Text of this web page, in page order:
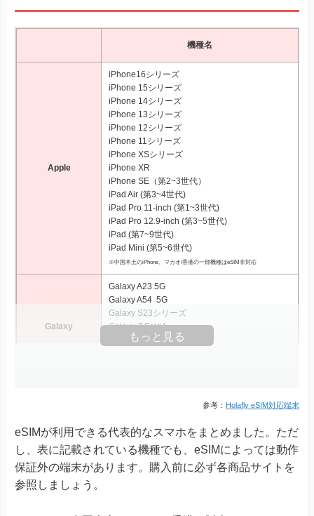
機種名
Apple
iPhone16シリーズ
iPhone 15シリーズ
iPhone 14シリーズ
iPhone 13シリーズ
iPhone 12シリーズ
iPhone 11シリーズ
iPhone XSシリーズ
iPhone XR
iPhone SE（第2~3世代）
iPad Air (第3~4世代)
iPad Pro 11‑inch (第1~3世代)
iPad Pro 12.9‑inch (第3~5世代)
iPad (第7~9世代)
iPad Mini (第5~6世代)
※中国本土のiPhone、マカオ/香港の一部機種はeSIM非対応
Galaxy
Galaxy A23 5G
Galaxy A54 5G
Galaxy S23シリーズ
Galaxy Z Fold4
Galaxy Z Fold5
Xperia
Xperia Ace III
Xperia 5 IV
Xperia 10 IV Xperia 10 V
もっと見る
参考： Holafly eSIM対応端末
eSIMが利用できる代表的なスマホをまとめました。ただ
し、表に記載されている機種でも、eSIMによっては動作
保証外の端末があります。購入前に必ず各商品サイトを
参照しましょう。